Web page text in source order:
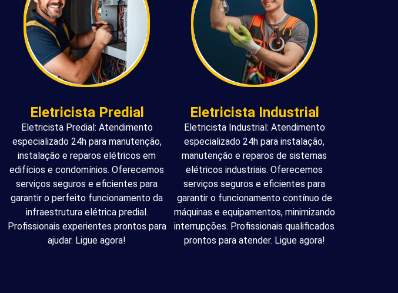
Eletricista Predial
Eletricista Predial: Atendimento
especializado 24h para manutenção,
instalação e reparos elétricos em
edifícios e condomínios. Oferecemos
serviços seguros e eficientes para
garantir o perfeito funcionamento da
infraestrutura elétrica predial.
Profissionais experientes prontos para
ajudar. Ligue agora!
Eletricista Industrial
Eletricista Industrial: Atendimento
especializado 24h para instalação,
manutenção e reparos de sistemas
elétricos industriais. Oferecemos
serviços seguros e eficientes para
garantir o funcionamento contínuo de
máquinas e equipamentos, minimizando
interrupções. Profissionais qualificados
prontos para atender. Ligue agora!